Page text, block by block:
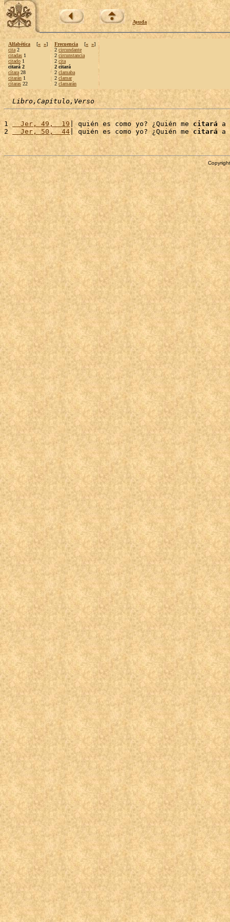
Ayuda
Alfabética [« »]
cita 2
citadas 1
citado 1
citará 2
cítara 28
citarán 1
cítaras 22
Frecuencia [« »]
2 circundante
2 circunstancia
2 cita
2 citará
2 clamaba
2 clamar
2 clamarán
Libro,Capítulo,Verso
1
  Jer, 49,  19
| quién es como yo? ¿Quién me citará a
2
  Jer, 50,  44
| quién es como yo? ¿Quién me citará a